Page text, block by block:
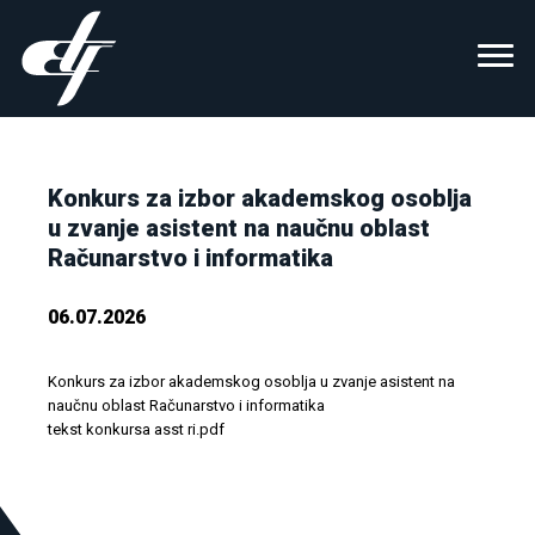
Konkurs za izbor akademskog osoblja
u zvanje asistent na naučnu oblast
Računarstvo i informatika
06.07.2026
Konkurs za izbor akademskog osoblja u zvanje asistent na
naučnu oblast Računarstvo i informatika
tekst konkursa asst ri.pdf